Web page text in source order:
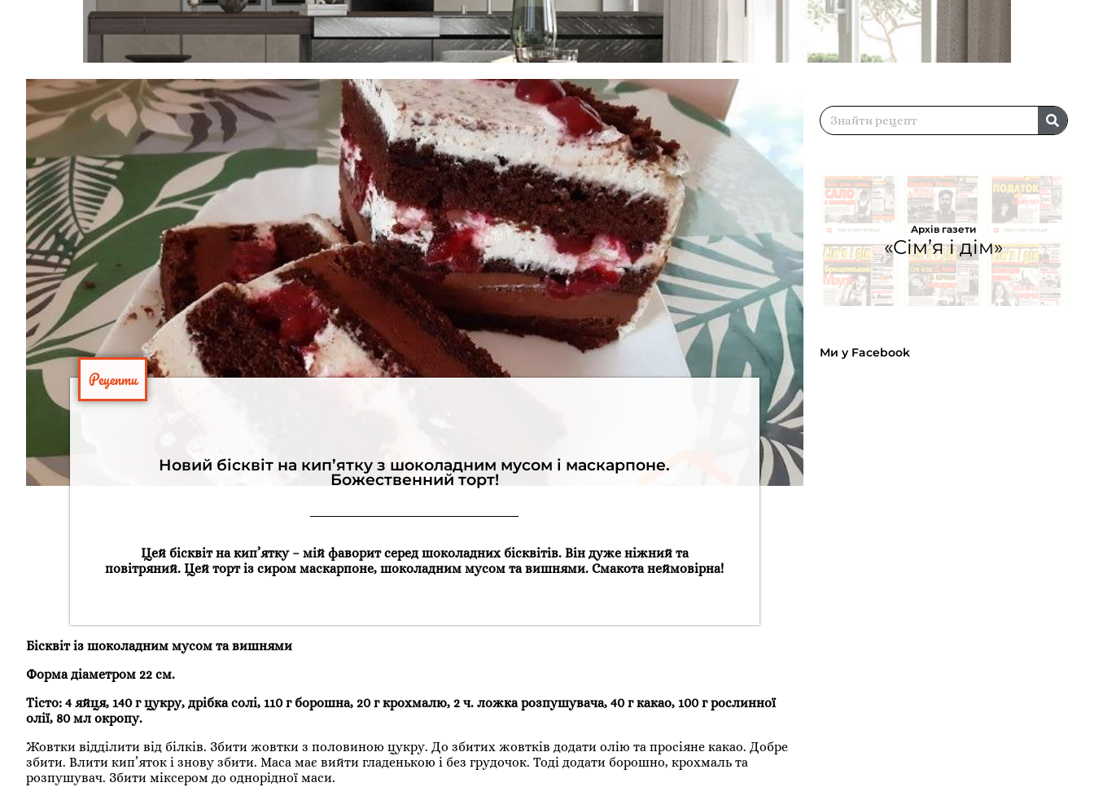
Рецепти
Новий бісквіт на кип’ятку з шоколадним мусом і маскарпоне.
Божественний торт!
Цей бісквіт на кип’ятку – мій фаворит серед шоколадних бісквітів. Він дуже ніжний та
повітряний. Цей торт із сиром маскарпоне, шоколадним мусом та вишнями. Смакота неймовірна!
Бісквіт із шоколадним мусом та вишнями
Форма діаметром 22 см.
Тісто: 4 яйця, 140 г цукру, дрібка солі, 110 г борошна, 20 г крохмалю, 2 ч. ложка розпушувача, 40 г какао, 100 г рослинної
олії, 80 мл окропу.
Жовтки відділити від білків. Збити жовтки з половиною цукру. До збитих жовтків додати олію та просіяне какао. Добре
збити. Влити кип’яток і знову збити. Маса має вийти гладенькою і без грудочок. Тоді додати борошно, крохмаль та
розпушувач. Збити міксером до однорідної маси.
Архів газети
«Сім’я і дім»
Ми у Facebook